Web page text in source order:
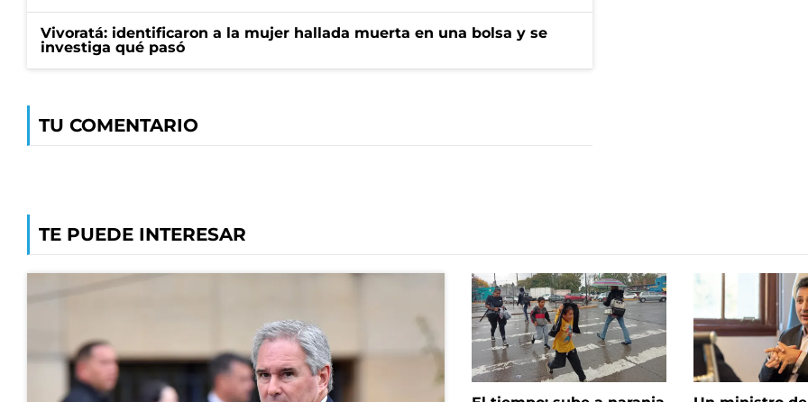
Vivoratá: identificaron a la mujer hallada muerta en una bolsa y se
investiga qué pasó
TU COMENTARIO
TE PUEDE INTERESAR